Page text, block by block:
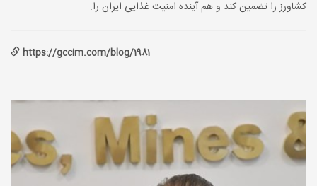
کشاورز را تضمین کند و هم آینده امنیت غذایی ایران را.
https://gccim.com/blog/1981